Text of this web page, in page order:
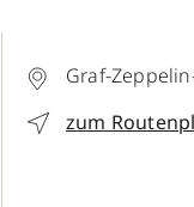
Graf-
zum